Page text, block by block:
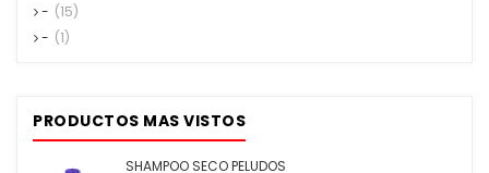
- (15)
- (1)
PRODUCTOS MAS VISTOS
SHAMPOO SECO PELUDOS